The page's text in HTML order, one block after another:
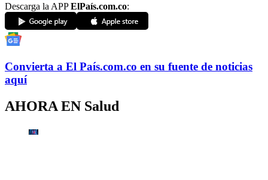
Descarga la APPElPaís.com.co:
Convierta a El País.com.co en su fuente de noticias
aquí
AHORA EN Salud